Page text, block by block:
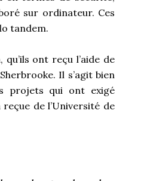
sur ordinateur. Ces
tandem.
ont reçu l’aide de
Il s’agit bien
projets qui ont exigé
de l’Université de